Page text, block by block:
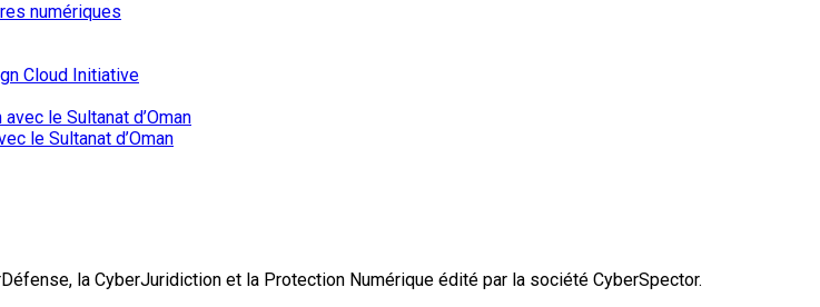
numériques
Cloud Initiative
le Sultanat d’Oman
la CyberJuridiction et la Protection Numérique édité par la société CyberSpector.